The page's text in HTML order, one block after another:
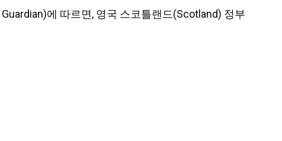
에 따르면, 영국 스코틀랜드(Scotland) 정부